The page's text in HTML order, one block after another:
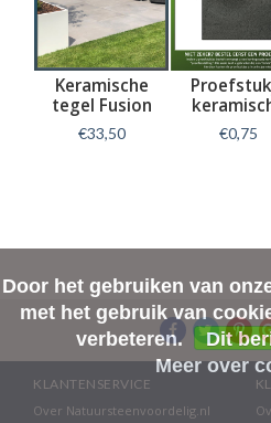
Keramische
tegel Fusion
Piombo 60x60x2
cm
€33,50
tegel
Antracite
€0,75
KLANTENSERVICE
Over Natuursteenvoordelig.nl
Door het gebruiken van
met het gebruik van
verbeteren.
Dit
Meer over